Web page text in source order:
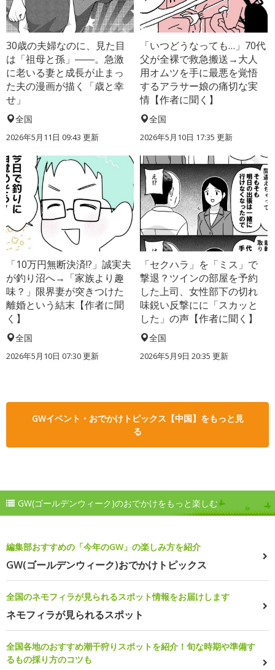
30歳の夫婦なのに、見た目
は「祖母と孫」――。急激
に老いる妻と成長が止まっ
た夫の漫画が描く「歳と幸
せ」
全国
2026年5月11日 09:43 更新
「いつどうなっても…」70代
父が全裸で救急搬送→大人
用オムツを手に最悪を覚悟
するアラサー娘の痛切な実
情【作者に聞く】
全国
2026年5月10日 17:35 更新
「10万円無断決済!?」誠実夫
が釣り沼へ→「家族より趣
味？」限界妻が突きつけた
離婚という結末【作者に聞
く】
全国
2026年5月10日 07:30 更新
「セクハラ」を「ミス」で
撃退？ツインの部屋を予約
した上司、女性部下の切れ
味鋭い反撃にに「スカッと
した」の声【作者に聞く】
全国
2026年5月9日 20:35 更新
GWイベント・おでかけトピックス【中国】をもっと見
る
GW(ゴールデンウィーク)のおでかけをもっと楽しむ
編集部おすすめの「今年のGW」の楽しみ方を紹介
GW(ゴールデンウィーク)おでかけトピックス
全国のネモフィラが見られるスポット情報をお届けします
ネモフィラが見られるスポット
全国各地のおすすめ潮干狩りスポットを紹介！旬な時期や準備す
るもの採り方のコツも